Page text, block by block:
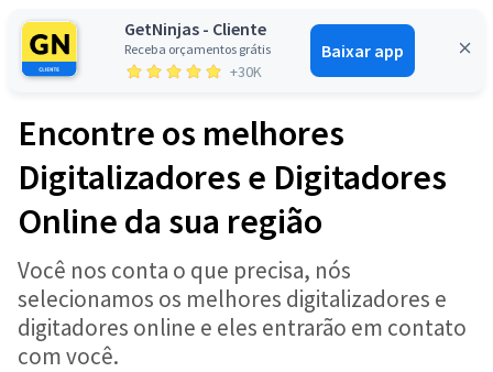
GetNinjas - Cliente
Receba orçamentos grátis
+30K
Baixar app
Entrar
Encontre os melhores
Digitalizadores e Digitadores
Online da sua região
Você nos conta o que precisa, nós
selecionamos os melhores digitalizadores e
digitadores online e eles entrarão em contato
com você.